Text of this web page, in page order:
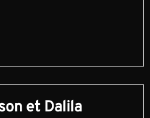
et Dalila